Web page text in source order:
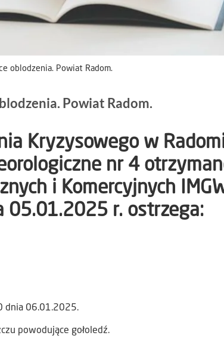
oblodzenia. Powiat Radom.
Powiat Radom.
Kryzysowego w
nr 4
i Komercyjnych
05.01.2025 r. ostrzega:
dnia 06.01.2025.
powodujące gołoledź.